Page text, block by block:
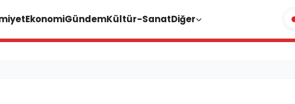
EkonomiGündemKültür-SanatDiğer